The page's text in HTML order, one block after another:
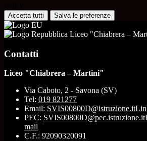
Accetta tutti Salva le preferenze
Liceo "Chiabrera –
Contatti
Liceo "Chiabrera – Martini"
Via Caboto, 2 - Savona (SV)
Tel: 019 821277
Email: SVIS00800D@istruzione.it
PEC: SVIS00800D@pec.istruzione.it
mail
C.F.: 92090320091